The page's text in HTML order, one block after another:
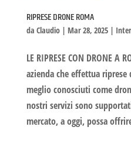
RIPRESE DRONE ROMA
da Claudio| Mar 28, 2025|
LE RIPRESE CON DRONE A
azienda che effettua riprese
meglio conosciuti come
nostri servizi sono
mercato, a oggi, possa